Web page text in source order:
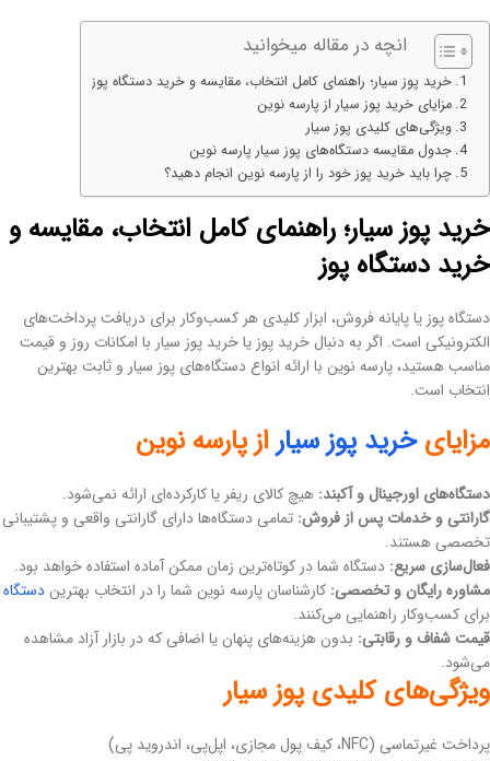
انچه در مقاله میخوانید
خرید پوز سیار؛ راهنمای کامل انتخاب، مقایسه و خرید دستگاه پوز
مزایای خرید پوز سیار از پارسه نوین
ویژگی‌های کلیدی پوز سیار
جدول مقایسه دستگاه‌های پوز سیار پارسه نوین
چرا باید خرید پوز خود را از پارسه نوین انجام دهید؟
خرید پوز سیار؛ راهنمای کامل انتخاب، مقایسه و
خرید دستگاه پوز
دستگاه پوز یا پایانه فروش، ابزار کلیدی هر کسب‌وکار برای دریافت پرداخت‌های
الکترونیکی است. اگر به دنبال خرید پوز یا خرید پوز سیار با امکانات روز و قیمت
مناسب هستید، پارسه نوین با ارائه انواع دستگاه‌های پوز سیار و ثابت بهترین
انتخاب است.
مزایایخرید پوز سیار از پارسه نوین
دستگاه‌های اورجینال و آکبند: هیچ کالای ریفر یا کارکرده‌ای ارائه نمی‌شود.
گارانتی و خدمات پس از فروش: تمامی دستگاه‌ها دارای گارانتی واقعی و پشتیبانی
تخصصی هستند.
فعال‌سازی سریع: دستگاه شما در کوتاه‌ترین زمان ممکن آماده استفاده خواهد بود.
مشاوره رایگان و تخصصی: کارشناسان پارسه نوین شما را در انتخاب بهترین دستگاه
برای کسب‌وکار راهنمایی می‌کنند.
قیمت شفاف و رقابتی: بدون هزینه‌های پنهان یا اضافی که در بازار آزاد مشاهده
می‌شود.
ویژگی‌های کلیدی پوز سیار
پرداخت غیرتماسی (NFC، کیف پول مجازی، اپل‌پی، اندروید پی)